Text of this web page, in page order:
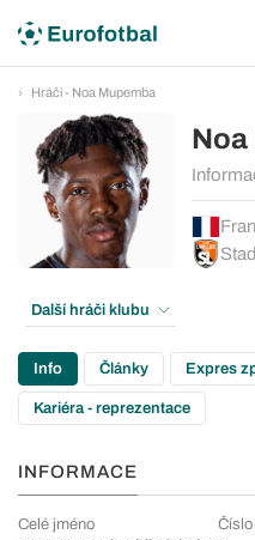
Hráči - Noa Mupemba
Noa
Další hráči klubu
Info Články Expres
Kariéra - reprezentace
INFORMACE
Celé jméno